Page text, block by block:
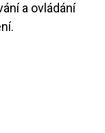
a ovládání